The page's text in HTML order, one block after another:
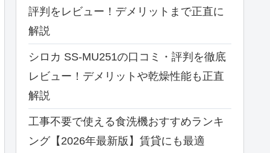
評判をレビュー！デメリットまで正直に
解説
シロカ SS-MU251の口コミ・評判を徹底
レビュー！デメリットや乾燥性能も正直
解説
工事不要で使える食洗機おすすめランキ
ング【2026年最新版】賃貸にも最適